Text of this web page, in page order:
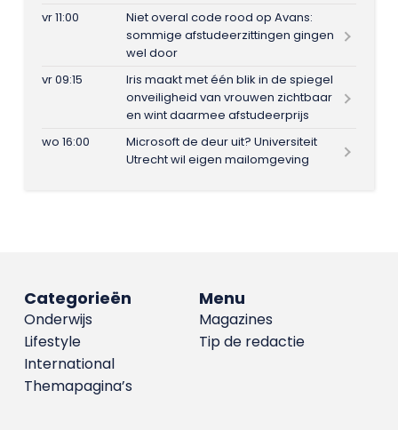
vr 11:00
Niet overal code rood op Avans:
sommige afstudeerzittingen gingen
wel door
vr 09:15
Iris maakt met één blik in de spiegel
onveiligheid van vrouwen zichtbaar
en wint daarmee afstudeerprijs
wo 16:00
Microsoft de deur uit? Universiteit
Utrecht wil eigen mailomgeving
Menu
Magazines
Tip de redactie
Categorieën
Onderwijs
Lifestyle
International
Themapagina’s